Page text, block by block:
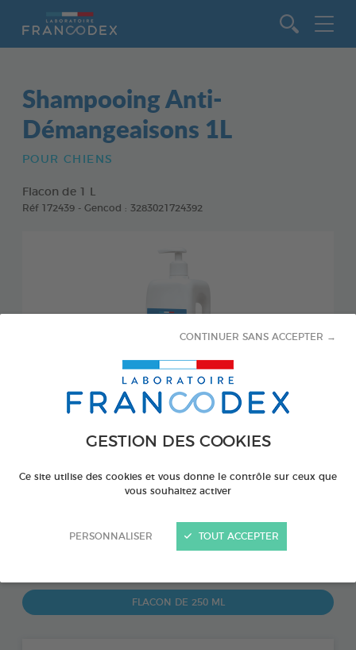
GESTION DES COOKIES
Ce site utilise des cookies et vous donne le contrôle sur ceux que
vous souhaitez activer
PERSONNALISER
CONTINUER SANS ACCEPTER →
TOUT ACCEPTER
Shampooing Anti-
Démangeaisons 1L
POUR CHIENS
Flacon de 1 L
Réf 172439 - Gencod : 3283021724392
PRODUIT DISPONIBLE AUSSI EN :
FLACON DE 250 ML